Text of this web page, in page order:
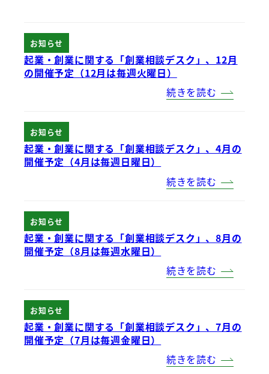
お知らせ
起業・創業に関する「創業相談デスク」、12月
の開催予定（12月は毎週火曜日）
続きを読む
お知らせ
起業・創業に関する「創業相談デスク」、4月の
開催予定（4月は毎週日曜日）
続きを読む
お知らせ
起業・創業に関する「創業相談デスク」、8月の
開催予定（8月は毎週水曜日）
続きを読む
お知らせ
起業・創業に関する「創業相談デスク」、7月の
開催予定（7月は毎週金曜日）
続きを読む